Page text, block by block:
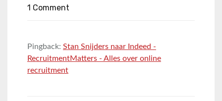
1 Comment
Pingback: Stan Snijders naar Indeed -
RecruitmentMatters - Alles over online
recruitment